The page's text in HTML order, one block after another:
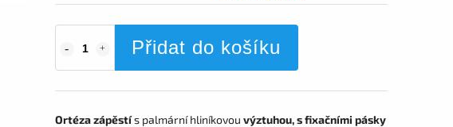
Přidat do košíku
Ortéza zápěstís palmární hliníkovou výztuhou, s fixačními pásky